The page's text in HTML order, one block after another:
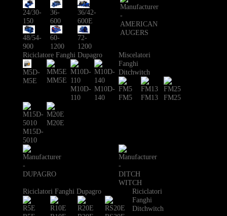
24/30-
150
36-
600
36/42-
600E
48/54-
900
60-
1200
72-
1200
Riciclatore Fanghi Dupagro
M5D-
M5E
MM5E
M10D-
110
M10D-
140
M15D-
5010
M20E
Miscelatori
Fanghi
Ditchwitch
FM5 FM13 FM25
Riciclatori Fanghi Dupagro
Riciclatori
Fanghi
Ditchwitch